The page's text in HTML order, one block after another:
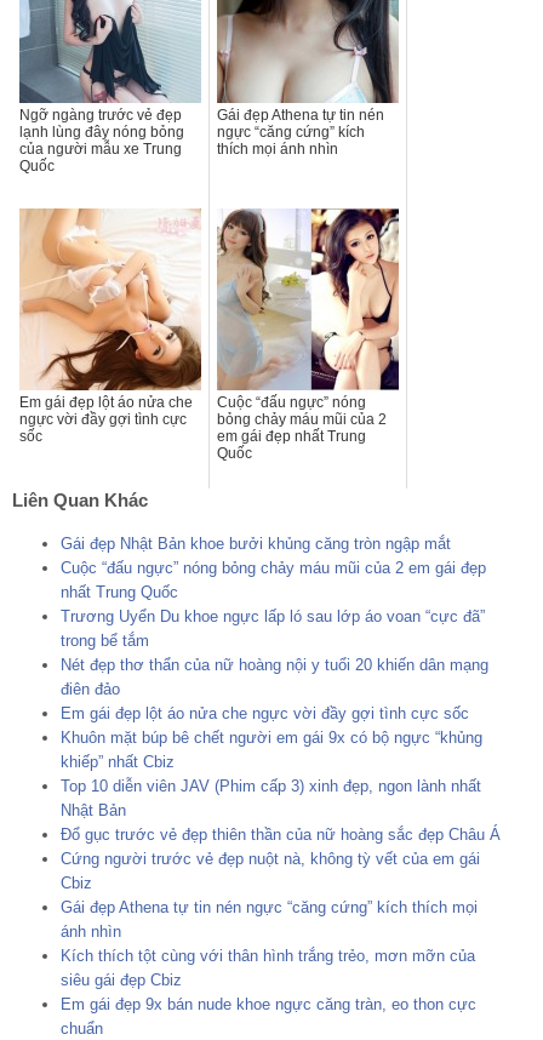
Ngỡ ngàng trước vẻ đẹp
lạnh lùng đây nóng bỏng
của người mẫu xe Trung
Quốc
Gái đẹp Athena tự tin nén
ngực “căng cứng” kích
thích mọi ánh nhìn
Em gái đẹp lột áo nửa che
ngực vời đầy gợi tình cực
sốc
Cuộc “đấu ngực” nóng
bỏng chảy máu mũi của 2
em gái đẹp nhất Trung
Quốc
Liên Quan Khác
Gái đẹp Nhật Bản khoe bưởi khủng căng tròn ngập mắt
Cuộc “đấu ngực” nóng bỏng chảy máu mũi của 2 em gái đẹp
nhất Trung Quốc
Trương Uyển Du khoe ngực lấp ló sau lớp áo voan “cực đã”
trong bể tắm
Nét đẹp thơ thẩn của nữ hoàng nội y tuổi 20 khiến dân mạng
điên đảo
Em gái đẹp lột áo nửa che ngực vời đầy gợi tình cực sốc
Khuôn mặt búp bê chết người em gái 9x có bộ ngực “khủng
khiếp” nhất Cbiz
Top 10 diễn viên JAV (Phim cấp 3) xinh đẹp, ngon lành nhất
Nhật Bản
Đổ gục trước vẻ đẹp thiên thần của nữ hoàng sắc đẹp Châu Á
Cứng người trước vẻ đẹp nuột nà, không tỳ vết của em gái
Cbiz
Gái đẹp Athena tự tin nén ngực “căng cứng” kích thích mọi
ánh nhìn
Kích thích tột cùng với thân hình trắng trẻo, mơn mỡn của
siêu gái đẹp Cbiz
Em gái đẹp 9x bán nude khoe ngực căng tràn, eo thon cực
chuẩn